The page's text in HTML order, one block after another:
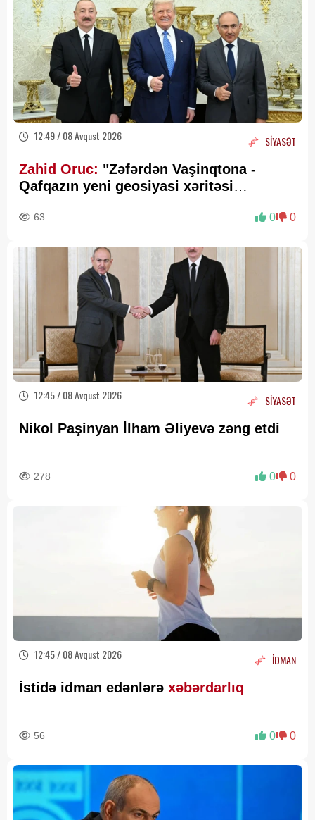
12:49 / 08 Avqust 2026 SİYASƏT
Zahid Oruc: "Zəfərdən Vaşinqtona -
Qafqazın yeni geosiyasi xəritəsi
63 0 0
12:45 / 08 Avqust 2026 SİYASƏT
Nikol Paşinyan İlham Əliyevə zəng etdi
278 0 0
12:45 / 08 Avqust 2026 İDMAN
İstidə idman edənlərə xəbərdarlıq
56 0 0